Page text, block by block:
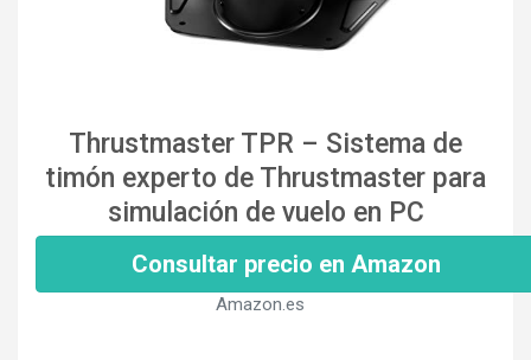
Thrustmaster TPR – Sistema de
timón experto de Thrustmaster para
simulación de vuelo en PC
Consultar precio en Amazon
Amazon.es